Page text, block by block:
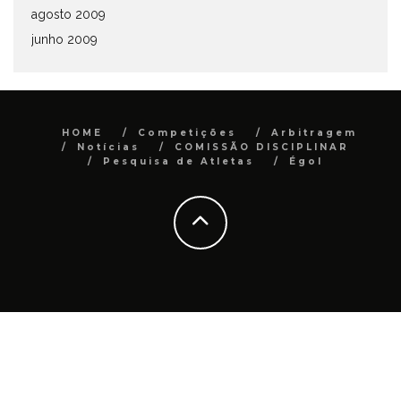
agosto 2009
junho 2009
HOME Competições
Arbitragem
Notícias
COMISSÃO DISCIPLINAR
Pesquisa de Atletas
Égol